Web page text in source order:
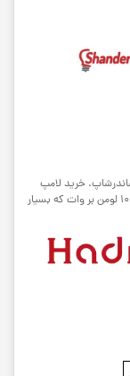
مجزا از شاندرشاپ. خرید لامپ
هادرون 9 وات ال ای دی با 18 ماه گارانتی تعویض و شار نوری 100 لومن بر وات که بسیار